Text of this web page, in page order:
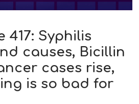
417: Syphilis
causes, Bicillin
cases rise,
is so bad for